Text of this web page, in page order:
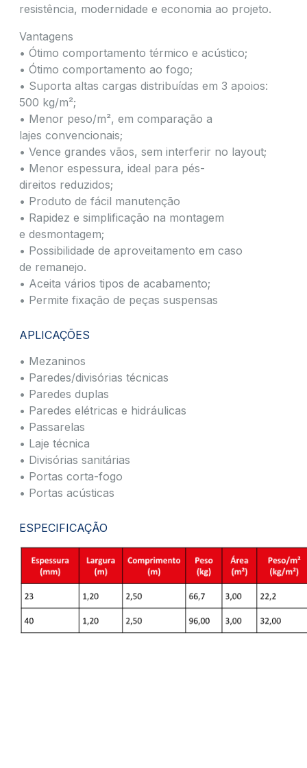
resistência, modernidade e economia ao projeto.
Vantagens
• Ótimo comportamento térmico e acústico;​
• Ótimo comportamento ao fogo;​
• Suporta altas cargas distribuídas em 3 apoios:
500 kg/m²;​
• Menor peso/m², em comparação a
lajes convencionais;​
• Vence grandes vãos, sem interferir no layout;​
• Menor espessura, ideal para pés-
direitos reduzidos;​
• Produto de fácil manutenção​
• Rapidez e simplificação na montagem
e desmontagem;​
• Possibilidade de aproveitamento em caso
de remanejo.​
• Aceita vários tipos de acabamento;​
• Permite fixação de peças suspensas
APLICAÇÕES
• Mezaninos
• Paredes/divisórias técnicas
• Paredes duplas
• Paredes elétricas e hidráulicas
• Passarelas
• Laje técnica
• Divisórias sanitárias
• Portas corta-fogo
• Portas acústicas
ESPECIFICAÇÃO